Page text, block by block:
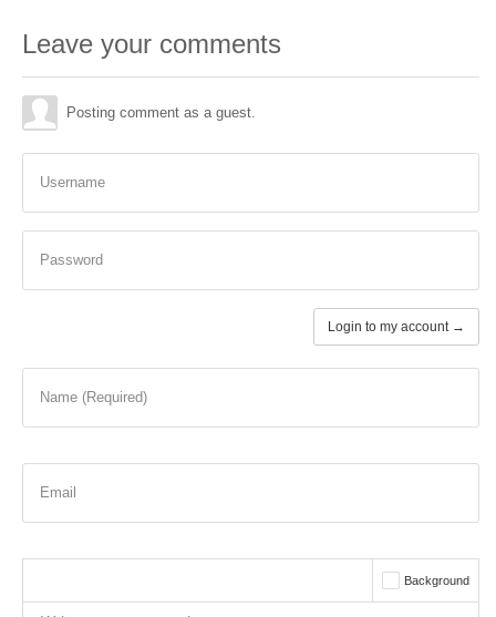
Leave your comments
Posting comment as a guest.
Username
Password
Login to my account →
Name (Required)
Email
Background